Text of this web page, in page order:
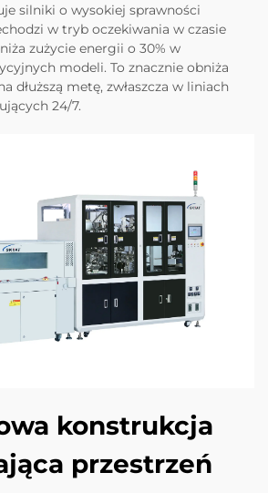
silniki o wysokiej sprawności
w tryb oczekiwania w czasie
zużycie energii o 30% w
modeli. To znacznie obniża
dłuższą metę, zwłaszcza w liniach
24/7.
konstrukcja
przestrzeń